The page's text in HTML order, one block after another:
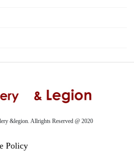
&legion. Allrights Reserved @ 2020
Policy